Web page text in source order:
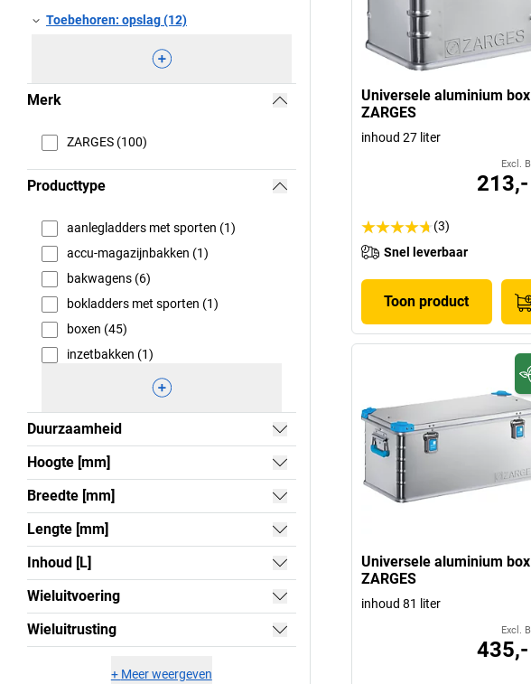
Toebehoren: opslag (12)
Merk
ZARGES (100)
Producttype
aanlegladders met sporten (1)
accu-magazijnbakken (1)
bakwagens (6)
bokladders met sporten (1)
boxen (45)
inzetbakken (1)
Duurzaamheid
Hoogte [mm]
Breedte [mm]
Lengte [mm]
Inhoud [L]
Wieluitvoering
Wieluitrusting
+ Meer weergeven
Universele aluminium
ZARGES
inhoud 27 liter
Excl.
(3)
Snel leverbaar
Toon product
Universele aluminium
ZARGES
inhoud 81 liter
Excl.